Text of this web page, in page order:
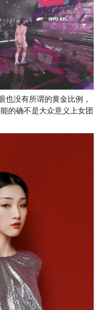
也没有所谓的黄金比例，
的确不是大众意义上女团